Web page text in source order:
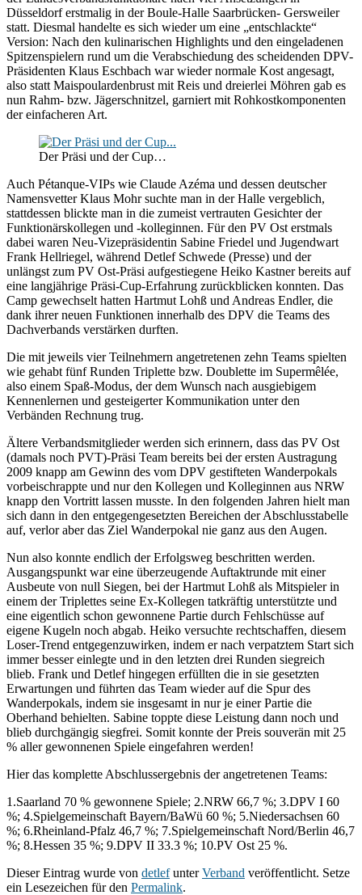
Düsseldorf erstmalig in der Boule-Halle Saarbrücken- Gersweiler
statt. Diesmal handelte es sich wieder um eine „entschlackte“
Version: Nach den kulinarischen Highlights und den eingeladenen
Spitzenspielern rund um die Verabschiedung des scheidenden DPV-
Präsidenten Klaus Eschbach war wieder normale Kost angesagt,
also statt Maispoulardenbrust mit Reis und dreierlei Möhren gab es
nun Rahm- bzw. Jägerschnitzel, garniert mit Rohkostkomponenten
der einfacheren Art.
Der Präsi und der Cup…
Auch Pétanque-VIPs wie Claude Azéma und dessen deutscher
Namensvetter Klaus Mohr suchte man in der Halle vergeblich,
stattdessen blickte man in die zumeist vertrauten Gesichter der
Funktionärskollegen und -kolleginnen. Für den PV Ost erstmals
dabei waren Neu-Vizepräsidentin Sabine Friedel und Jugendwart
Frank Hellriegel, während Detlef Schwede (Presse) und der
unlängst zum PV Ost-Präsi aufgestiegene Heiko Kastner bereits auf
eine langjährige Präsi-Cup-Erfahrung zurückblicken konnten. Das
Camp gewechselt hatten Hartmut Lohß und Andreas Endler, die
dank ihrer neuen Funktionen innerhalb des DPV die Teams des
Dachverbands verstärken durften.
Die mit jeweils vier Teilnehmern angetretenen zehn Teams spielten
wie gehabt fünf Runden Triplette bzw. Doublette im Supermêlée,
also einem Spaß-Modus, der dem Wunsch nach ausgiebigem
Kennenlernen und gesteigerter Kommunikation unter den
Verbänden Rechnung trug.
Ältere Verbandsmitglieder werden sich erinnern, dass das PV Ost
(damals noch PVT)-Präsi Team bereits bei der ersten Austragung
2009 knapp am Gewinn des vom DPV gestifteten Wanderpokals
vorbeischrappte und nur den Kollegen und Kolleginnen aus NRW
knapp den Vortritt lassen musste. In den folgenden Jahren hielt man
sich dann in den entgegengesetzten Bereichen der Abschlusstabelle
auf, verlor aber das Ziel Wanderpokal nie ganz aus den Augen.
Nun also konnte endlich der Erfolgsweg beschritten werden.
Ausgangspunkt war eine überzeugende Auftaktrunde mit einer
Ausbeute von null Siegen, bei der Hartmut Lohß als Mitspieler in
einem der Triplettes seine Ex-Kollegen tatkräftig unterstützte und
eine eigentlich schon gewonnene Partie durch Fehlschüsse auf
eigene Kugeln noch abgab. Heiko versuchte rechtschaffen, diesem
Loser-Trend entgegenzuwirken, indem er nach verpatztem Start sich
immer besser einlegte und in den letzten drei Runden siegreich
blieb. Frank und Detlef hingegen erfüllten die in sie gesetzten
Erwartungen und führten das Team wieder auf die Spur des
Wanderpokals, indem sie insgesamt in nur je einer Partie die
Oberhand behielten. Sabine toppte diese Leistung dann noch und
blieb durchgängig siegfrei. Somit konnte der Preis souverän mit 25
% aller gewonnenen Spiele eingefahren werden!
Hier das komplette Abschlussergebnis der angetretenen Teams:
1.Saarland 70 % gewonnene Spiele; 2.NRW 66,7 %; 3.DPV I 60
%; 4.Spielgemeinschaft Bayern/BaWü 60 %; 5.Niedersachsen 60
%; 6.Rheinland-Pfalz 46,7 %; 7.Spielgemeinschaft Nord/Berlin 46,7
%; 8.Hessen 35 %; 9.DPV II 33.3 %; 10.PV Ost 25 %.
Dieser Eintrag wurde von detlefunterVerband veröffentlicht. Setze
ein Lesezeichen für den Permalink.